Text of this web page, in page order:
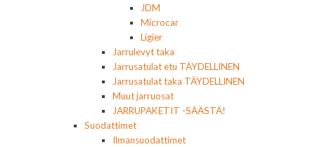
JDM
Microcar
Ligier
Jarrulevyt taka
Jarrusatulat etu TÄYDELLINEN
Jarrusatulat taka TÄYDELLINEN
Muut jarruosat
JARRUPAKETIT -SÄÄSTÄ!
Suodattimet
Ilmansuodattimet